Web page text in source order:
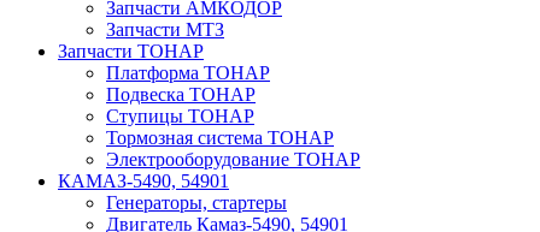
Запчасти АМКОДОР
Запчасти МТЗ
Запчасти ТОНАР
Платформа ТОНАР
Подвеска ТОНАР
Ступицы ТОНАР
Тормозная система ТОНАР
Электрооборудование ТОНАР
КАМАЗ-5490, 54901
Генераторы, стартеры
Двигатель Камаз-5490, 54901